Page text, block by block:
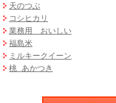
天のつぶ
コシヒカリ
業務用 おいしい
福島米
ミルキークイーン
桃 あかつき